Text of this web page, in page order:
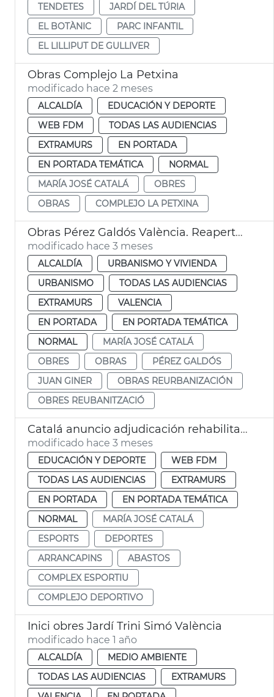
TENDETES
JARDÍ DEL TÚRIA
EL BOTÀNIC
PARC INFANTIL
EL LILLIPUT DE GULLIVER
Obras Complejo La Petxina
modificado hace 2 meses
ALCALDÍA
EDUCACIÓN Y DEPORTE
WEB FDM
TODAS LAS AUDIENCIAS
EXTRAMURS
EN PORTADA
EN PORTADA TEMÁTICA
NORMAL
MARÍA JOSÉ CATALÁ
OBRES
OBRAS
COMPLEJO LA PETXINA
Obras Pérez Galdós València. Reapertura
modificado hace 3 meses
ALCALDÍA
URBANISMO Y VIVIENDA
URBANISMO
TODAS LAS AUDIENCIAS
EXTRAMURS
VALENCIA
EN PORTADA
EN PORTADA TEMÁTICA
NORMAL
MARÍA JOSÉ CATALÁ
OBRES
OBRAS
PÉREZ GALDÓS
JUAN GINER
OBRAS REURBANIZACIÓN
OBRES REUBANITZACIÓ
Catalá anuncio adjudicación rehabilitación complejo deportivo Abastos
modificado hace 3 meses
EDUCACIÓN Y DEPORTE
WEB FDM
TODAS LAS AUDIENCIAS
EXTRAMURS
EN PORTADA
EN PORTADA TEMÁTICA
NORMAL
MARÍA JOSÉ CATALÁ
ESPORTS
DEPORTES
ARRANCAPINS
ABASTOS
COMPLEX ESPORTIU
COMPLEJO DEPORTIVO
Inici obres Jardí Trini Simó València
modificado hace 1 año
ALCALDÍA
MEDIO AMBIENTE
TODAS LAS AUDIENCIAS
EXTRAMURS